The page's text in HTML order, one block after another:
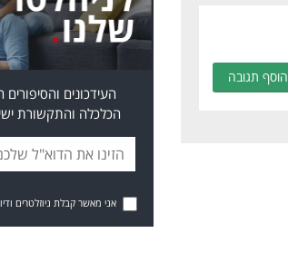
הוסף תגובה
העידכונים
הכלכלה והתקשורת
אני מאשר קבלת ניוזלטרים